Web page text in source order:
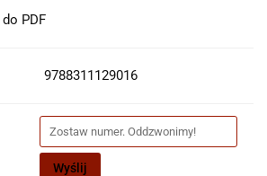
PDF
9788311129016
Wyślij